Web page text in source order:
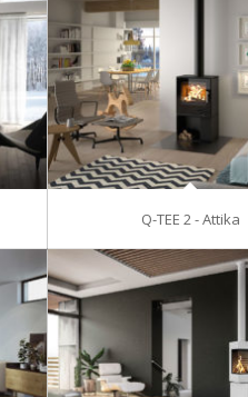
Q-TEE 2 - Attika